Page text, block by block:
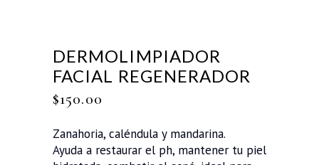
DERMOLIMPIADOR
FACIAL REGENERADOR
$150.00
Zanahoria, caléndula y mandarina.
Ayuda a restaurar el ph, mantener tu piel